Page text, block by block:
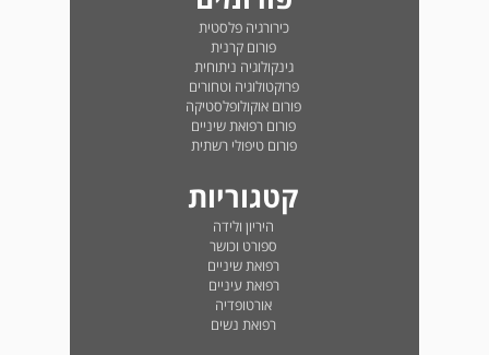
כירורגיה פלסטית
פורום קרנית
גינקולוגיה ניתוחית
פרוקטולוגיה וטחורים
פורום אוקולופלסטיקה
פורום רפואת שיניים
פורום טיפולי רשתית
קטגוריות
היריון ולידה
ספורט וכושר
רפואת שיניים
רפואת עיניים
אורטופדיה
רפואת נשים